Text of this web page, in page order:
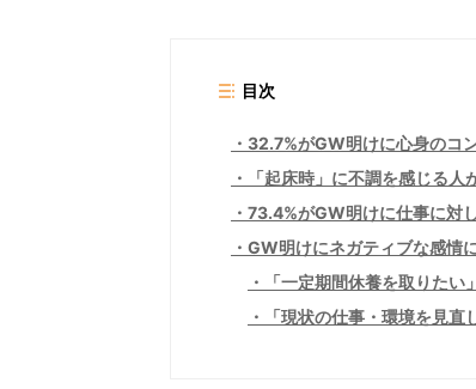
目次
32.7%がGW明けに心身のコ
「起床時」に不調を感じる人
73.4%がGW明けに仕事に対
GW明けにネガティブな感情
「一定期間休養を取りたい
「現状の仕事・環境を見直